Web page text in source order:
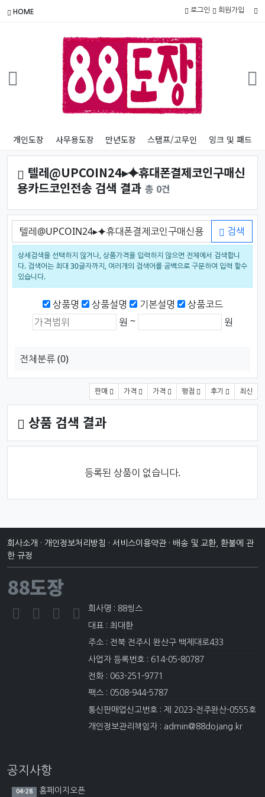
HOME 로그인 회원가입
개인도장 사무용도장 만년도장 스탬프/고무인 잉크 및 패드
텔레@UPCOIN24▸⯌휴대폰결제코인구매신
용카드코인전송 검색 결과 총 0건
검색어 검색
상세검색을 선택하지 않거나, 상품가격을 입력하지 않으면 전체에서 검색합니
다. 검색어는 최대 30글자까지, 여러개의 검색어를 공백으로 구분하여 입력 할수
있습니다.
검색범위
상품명 상품설명 기본설명
상품코드
상품가격 (원)
최소 가격 원 ~ 원
전체분류(0)
판매 가격 가격 평점 후기 최신
상품 검색 결과
등록된 상품이 없습니다.
회사소개 · 개인정보처리방침 · 서비스이용약관 · 배송 및 교환, 환불에 관
한 규정
88도장
회사명 : 88씽스
대표 : 최대환
주소 : 전북 전주시 완산구 백제대로433
사업자 등록번호 : 614-05-80787
전화 : 063-251-9771
팩스 : 0508-944-5787
통신판매업신고번호 : 제 2023-전주완산-0555호
개인정보관리책임자 : admin@88dojang.kr
공지사항
04-28 홈페이지오픈